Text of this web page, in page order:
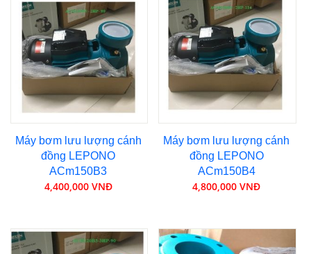
Máy bơm lưu lượng cánh
đồng LEPONO
ACm150B3
4,400,000 VNĐ
Máy bơm lưu lượng cánh
đồng LEPONO
ACm150B4
4,800,000 VNĐ